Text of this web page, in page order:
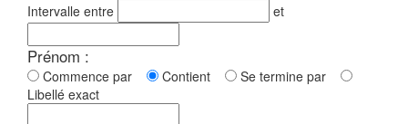
Intervalle entre et
Prénom :
Commence par Contient
Se termine par
Libellé exact